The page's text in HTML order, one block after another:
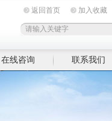
返回首页 加入收藏
在线咨询 联系我们